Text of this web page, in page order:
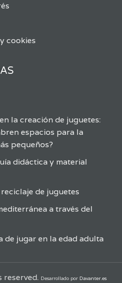
cookies
la creación de juguetes:
espacios para la
pequeños?
didáctica y material
de juguetes
a través del
de jugar en la edad adulta
Desarrollado por Davanter.es